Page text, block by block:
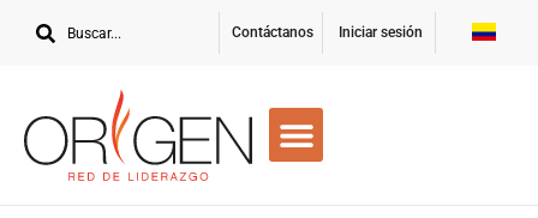
Contáctanos Iniciar sesión